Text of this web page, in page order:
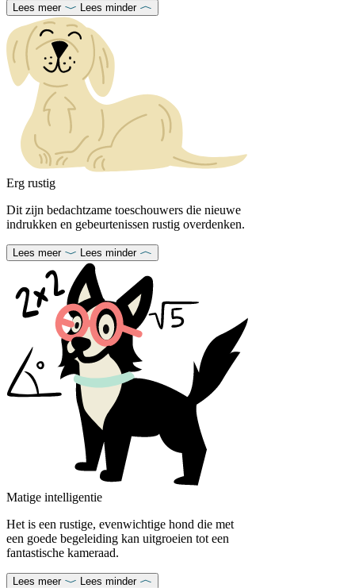
Lees meer Lees minder
Erg rustig
Dit zijn bedachtzame toeschouwers die nieuwe
indrukken en gebeurtenissen rustig overdenken.
Lees meer Lees minder
Matige intelligentie
Het is een rustige, evenwichtige hond die met
een goede begeleiding kan uitgroeien tot een
fantastische kameraad.
Lees meer Lees minder